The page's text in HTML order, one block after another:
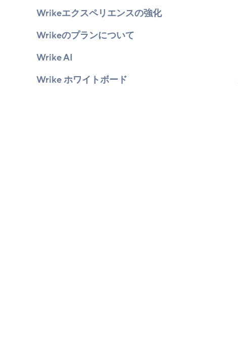
Wrikeエクスペリエンスの強化
Wrikeのプランについて
Wrike AI
Wrike ホワイトボード